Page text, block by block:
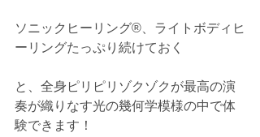
ソニックヒーリング®️、ライトボディヒ
ーリングたっぷり続けておく
と、全身ピリピリゾクゾクが最高の演
奏が織りなす光の幾何学模様の中で体
験できます！